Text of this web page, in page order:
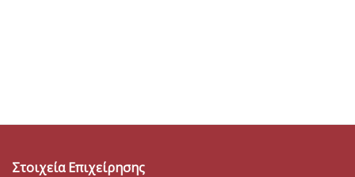
Στοιχεία Επιχείρησης